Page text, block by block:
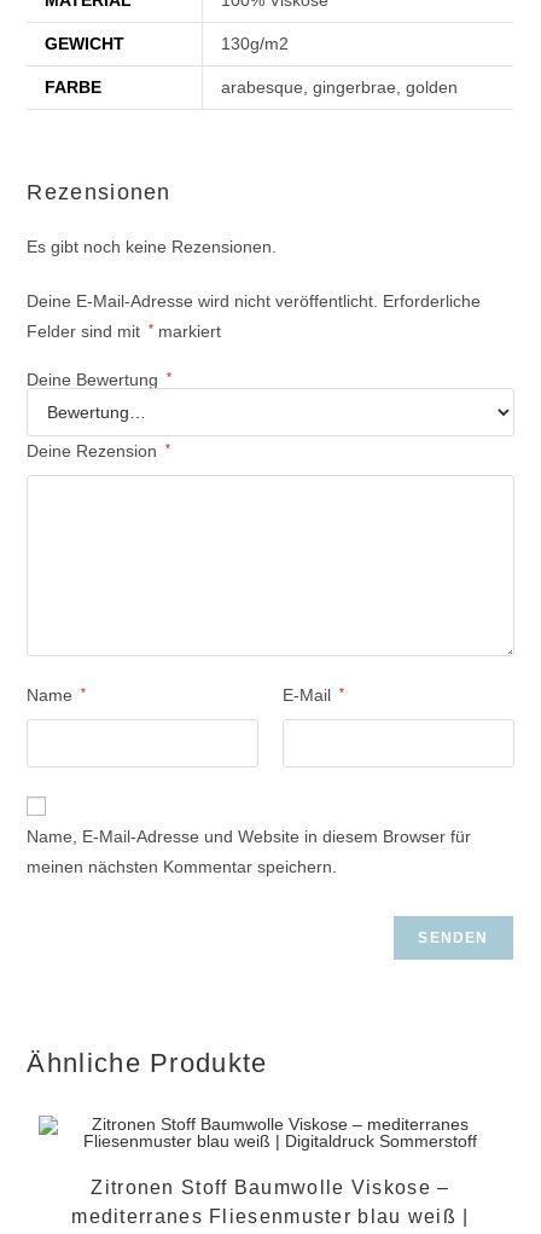
GEWICHT 130g/m2
FARBE arabesque, gingerbrae, golden
Rezensionen
Es gibt noch keine Rezensionen.
Deine E-Mail-Adresse wird nicht veröffentlicht. Erforderliche
Felder sind mit
* markiert
Deine Bewertung *
Deine Rezension *
Name * E-Mail *
Name, E-Mail-Adresse und Website in diesem Browser für
meinen nächsten Kommentar speichern.
Ähnliche Produkte
Zitronen Stoff Baumwolle Viskose –
mediterranes Fliesenmuster blau weiß |